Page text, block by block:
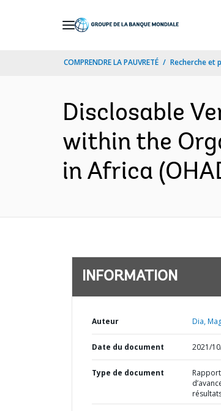
COMPRENDRE LA PAUVRETÉ Recherche et
Disclosable
within the
in Africa
INFORMATION
Auteur Dia,
Date du document 2021/
Type de document